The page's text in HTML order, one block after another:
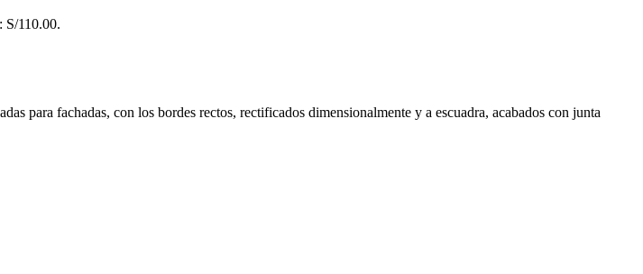
S/110.00.
para fachadas, con los bordes rectos, rectificados dimensionalmente y a escuadra, acabados con junta